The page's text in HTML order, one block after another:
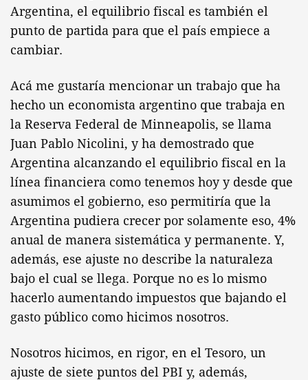
Argentina, el equilibrio fiscal es también el
punto de partida para que el país empiece a
cambiar.
Acá me gustaría mencionar un trabajo que ha
hecho un economista argentino que trabaja en
la Reserva Federal de Minneapolis, se llama
Juan Pablo Nicolini, y ha demostrado que
Argentina alcanzando el equilibrio fiscal en la
línea financiera como tenemos hoy y desde que
asumimos el gobierno, eso permitiría que la
Argentina pudiera crecer por solamente eso, 4%
anual de manera sistemática y permanente. Y,
además, ese ajuste no describe la naturaleza
bajo el cual se llega. Porque no es lo mismo
hacerlo aumentando impuestos que bajando el
gasto público como hicimos nosotros.
Nosotros hicimos, en rigor, en el Tesoro, un
ajuste de siete puntos del PBI y, además,